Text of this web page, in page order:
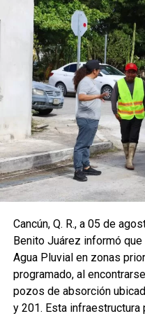
Cancún, Q. R., a 05 de
Benito Juárez informó
Agua Pluvial en zonas
programado, al
pozos de absorción
y 201. Esta infraestructura